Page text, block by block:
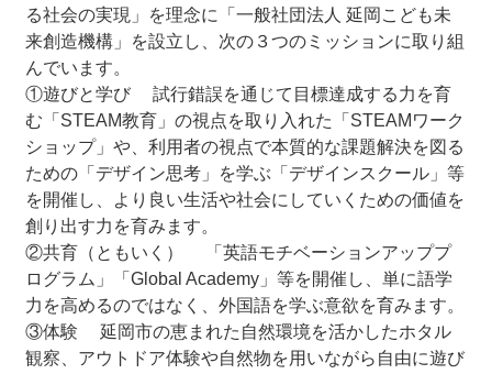
る社会の実現」を理念に「一般社団法人 延岡こども未
来創造機構」を設立し、次の３つのミッションに取り組
んでいます。
①遊びと学び 試行錯誤を通じて目標達成する力を育
む「STEAM教育」の視点を取り入れた「STEAMワーク
ショップ」や、利用者の視点で本質的な課題解決を図る
ための「デザイン思考」を学ぶ「デザインスクール」等
を開催し、より良い生活や社会にしていくための価値を
創り出す力を育みます。
②共育（ともいく） 「英語モチベーションアッププ
ログラム」「Global Academy」等を開催し、単に語学
力を高めるのではなく、外国語を学ぶ意欲を育みます。
③体験 延岡市の恵まれた自然環境を活かしたホタル
観察、アウトドア体験や自然物を用いながら自由に遊び